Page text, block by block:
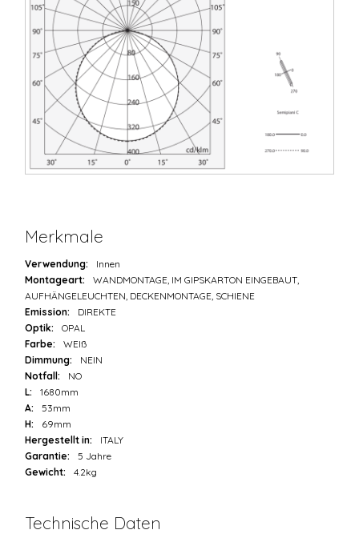
Merkmale
Verwendung:
Innen
Montageart:
WANDMONTAGE, IM GIPSKARTON EINGEBAUT,
AUFHÄNGELEUCHTEN, DECKENMONTAGE, SCHIENE
Emission:
DIREKTE
Optik:
OPAL
Farbe:
WEIß
Dimmung:
NEIN
Notfall:
NO
L:
1680mm
A:
53mm
H:
69mm
Hergestellt in:
ITALY
Garantie:
5 Jahre
Gewicht:
4.2kg
Technische Daten